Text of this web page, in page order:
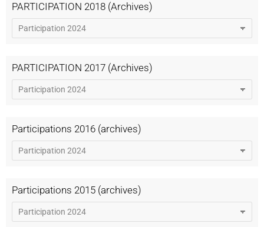
PARTICIPATION 2018 (Archives)
PARTICIPATION 2017 (Archives)
Participations 2016 (archives)
Participations 2015 (archives)